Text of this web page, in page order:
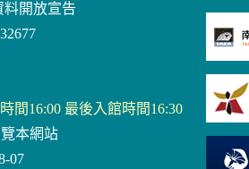
料開放宣告
間16:00 最後入館時間16:30
本網站
07